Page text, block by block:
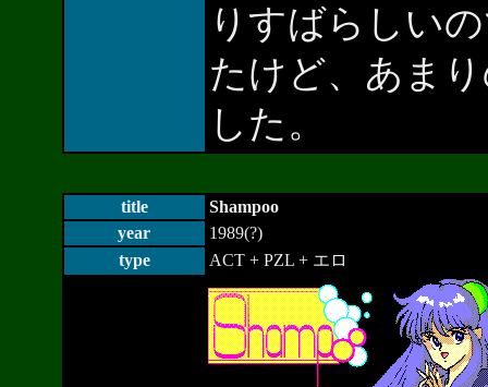
りすばらしい
たけど、あま
した。
title
Shampoo
year
1989(?)
type
ACT + PZL + エロ